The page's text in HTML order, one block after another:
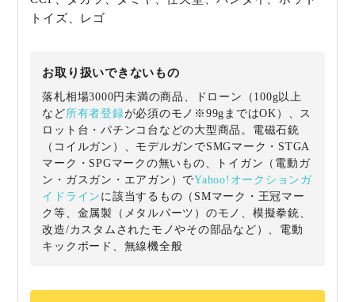
トイズ、レゴ
お取り扱いできないもの
落札相場3000円未満の商品、ドローン（100g以上
など所有者登録が必須のモノ※99gまではOK）、ス
ロット台・パチンコ台などの大型商品。電磁石銃
（コイルガン）、モデルガンでSMGマーク・STGA
マーク・SPGマークの無いもの、トイガン（電動ガ
ン・ガスガン・エアガン）でYahoo!オークションガ
イドライン に該当するもの（SMマーク・王冠マー
ク等、金属製（メタルパーツ）のモノ、模擬拳銃、
改造/カスタムされたモノやその部品など）、電動
キックボード、無線機全般